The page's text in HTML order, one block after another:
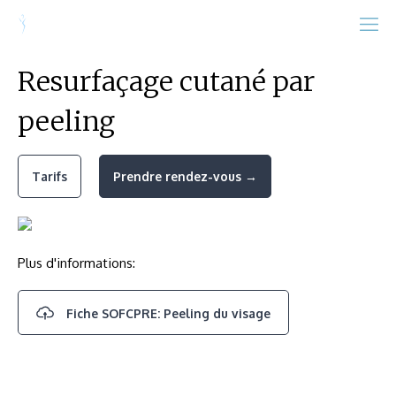
Resurfaçage cutané par
peeling
Tarifs Prendre rendez-vous →
Plus d'informations:
Fiche SOFCPRE: Peeling du visage